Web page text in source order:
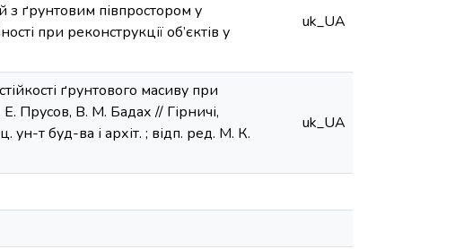
з ґрунтовим півпростором у
при реконструкції об’єктів у
uk_UA
ґрунтового масиву при
Прусов, В. М. Бадах // Гірничі,
ун-т буд-ва і архіт. ; відп. ред. М. К.
uk_UA